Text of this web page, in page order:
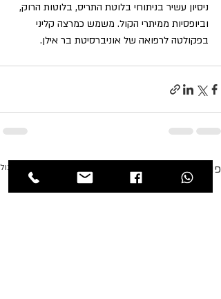
ניסיון עשיר בניתוחי בלוטת התריס, בלוטות הרוק,
וביופסיות ממיתרי הקול. משמש כמרצה קליני
בפקולטה לרפואה של אוניברסיטת בר אילן.
פוסטים אחרונים הצג הכול